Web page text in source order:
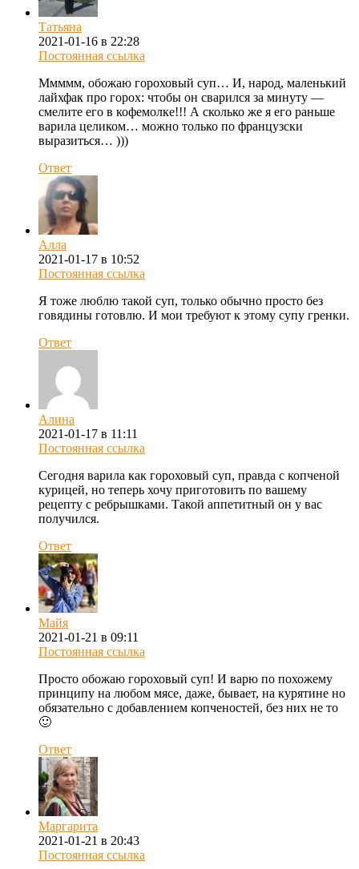
Татьяна
2021-01-16 в 22:28
Постоянная ссылка
Ммммм, обожаю гороховый суп… И, народ, маленький
лайхфак про горох: чтобы он сварился за минуту —
смелите его в кофемолке!!! А сколько же я его раньше
варила целиком… можно только по французски
выразиться… )))
Ответ
Алла
2021-01-17 в 10:52
Постоянная ссылка
Я тоже люблю такой суп, только обычно просто без
говядины готовлю. И мои требуют к этому супу гренки.
Ответ
Алина
2021-01-17 в 11:11
Постоянная ссылка
Сегодня варила как гороховый суп, правда с копченой
курицей, но теперь хочу приготовить по вашему
рецепту с ребрышками. Такой аппетитный он у вас
получился.
Ответ
Майя
2021-01-21 в 09:11
Постоянная ссылка
Просто обожаю гороховый суп! И варю по похожему
принципу на любом мясе, даже, бывает, на курятине но
обязательно с добавлением копченостей, без них не то
🙂
Ответ
Маргарита
2021-01-21 в 20:43
Постоянная ссылка